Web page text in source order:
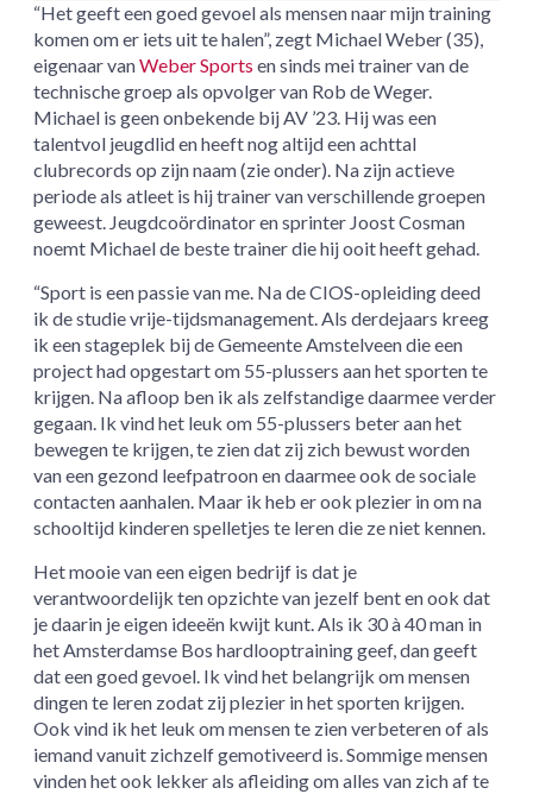
“Het geeft een goed gevoel als mensen naar mijn training
komen om er iets uit te halen”, zegt Michael Weber (35),
eigenaar vanWeber Sports en sinds mei trainer van de
technische groep als opvolger van Rob de Weger.
Michael is geen onbekende bij AV ’23. Hij was een
talentvol jeugdlid en heeft nog altijd een achttal
clubrecords op zijn naam (zie onder). Na zijn actieve
periode als atleet is hij trainer van verschillende groepen
geweest. Jeugdcoördinator en sprinter Joost Cosman
noemt Michael de beste trainer die hij ooit heeft gehad.
“Sport is een passie van me. Na de CIOS-opleiding deed
ik de studie vrije-tijdsmanagement. Als derdejaars kreeg
ik een stageplek bij de Gemeente Amstelveen die een
project had opgestart om 55-plussers aan het sporten te
krijgen. Na afloop ben ik als zelfstandige daarmee verder
gegaan. Ik vind het leuk om 55-plussers beter aan het
bewegen te krijgen, te zien dat zij zich bewust worden
van een gezond leefpatroon en daarmee ook de sociale
contacten aanhalen. Maar ik heb er ook plezier in om na
schooltijd kinderen spelletjes te leren die ze niet kennen.
Het mooie van een eigen bedrijf is dat je
verantwoordelijk ten opzichte van jezelf bent en ook dat
je daarin je eigen ideeën kwijt kunt. Als ik 30 à 40 man in
het Amsterdamse Bos hardlooptraining geef, dan geeft
dat een goed gevoel. Ik vind het belangrijk om mensen
dingen te leren zodat zij plezier in het sporten krijgen.
Ook vind ik het leuk om mensen te zien verbeteren of als
iemand vanuit zichzelf gemotiveerd is. Sommige mensen
vinden het ook lekker als afleiding om alles van zich af te